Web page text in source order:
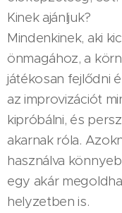
Kinek ajánljuk?
Mindenkinek, aki
önmagához, a
játékosan fejlődni
az improvizációt
kipróbálni, és
akarnak róla.
használva
egy akár
helyzetben is.